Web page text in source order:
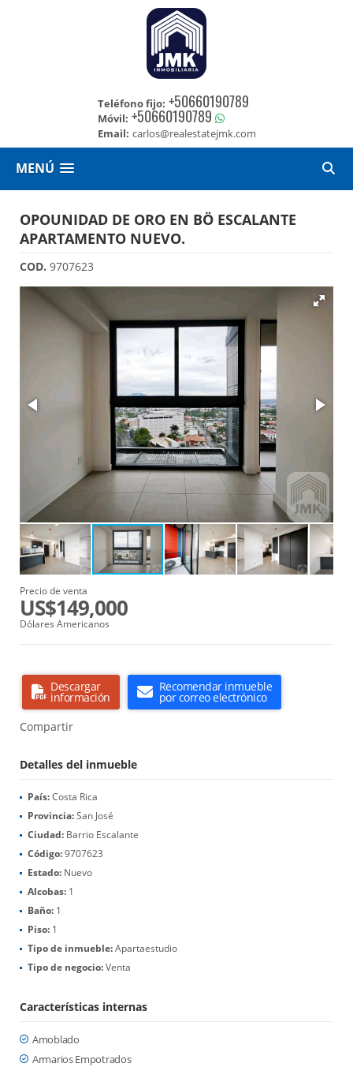
Teléfono fijo: +50660190789
Móvil: +50660190789
Email: carlos@realestatejmk.com
MENÚ
OPOUNIDAD DE ORO EN BÖ ESCALANTE
APARTAMENTO NUEVO.
COD. 9707623
Precio de venta
US$149,000
Dólares Americanos
Descargar
información
Recomendar inmueble
por correo electrónico
Compartir
Detalles del inmueble
País:Costa Rica
Provincia:San José
Ciudad: Barrio Escalante
Código:9707623
Estado: Nuevo
Alcobas: 1
Baño: 1
Piso: 1
Tipo de inmueble:Apartaestudio
Tipo de negocio:Venta
Características internas
Amoblado
Armarios Empotrados